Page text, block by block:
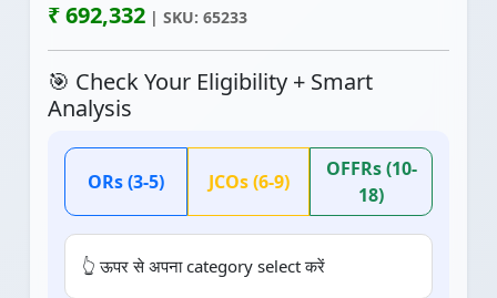
₹ 692,332 | SKU: 65233
🎯 Check Your Eligibility + Smart
Analysis
ORs (3-5) JCOs (6-9)
OFFRs (10-
18)
👆 ऊपर से अपना category select करें